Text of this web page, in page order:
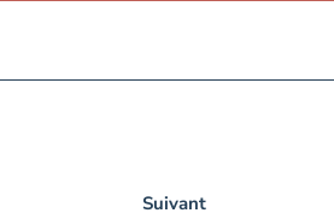
Suivant